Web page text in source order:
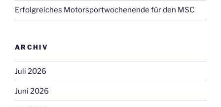
Erfolgreiches Motorsportwochenende für den MSC
ARCHIV
Juli 2026
Juni 2026